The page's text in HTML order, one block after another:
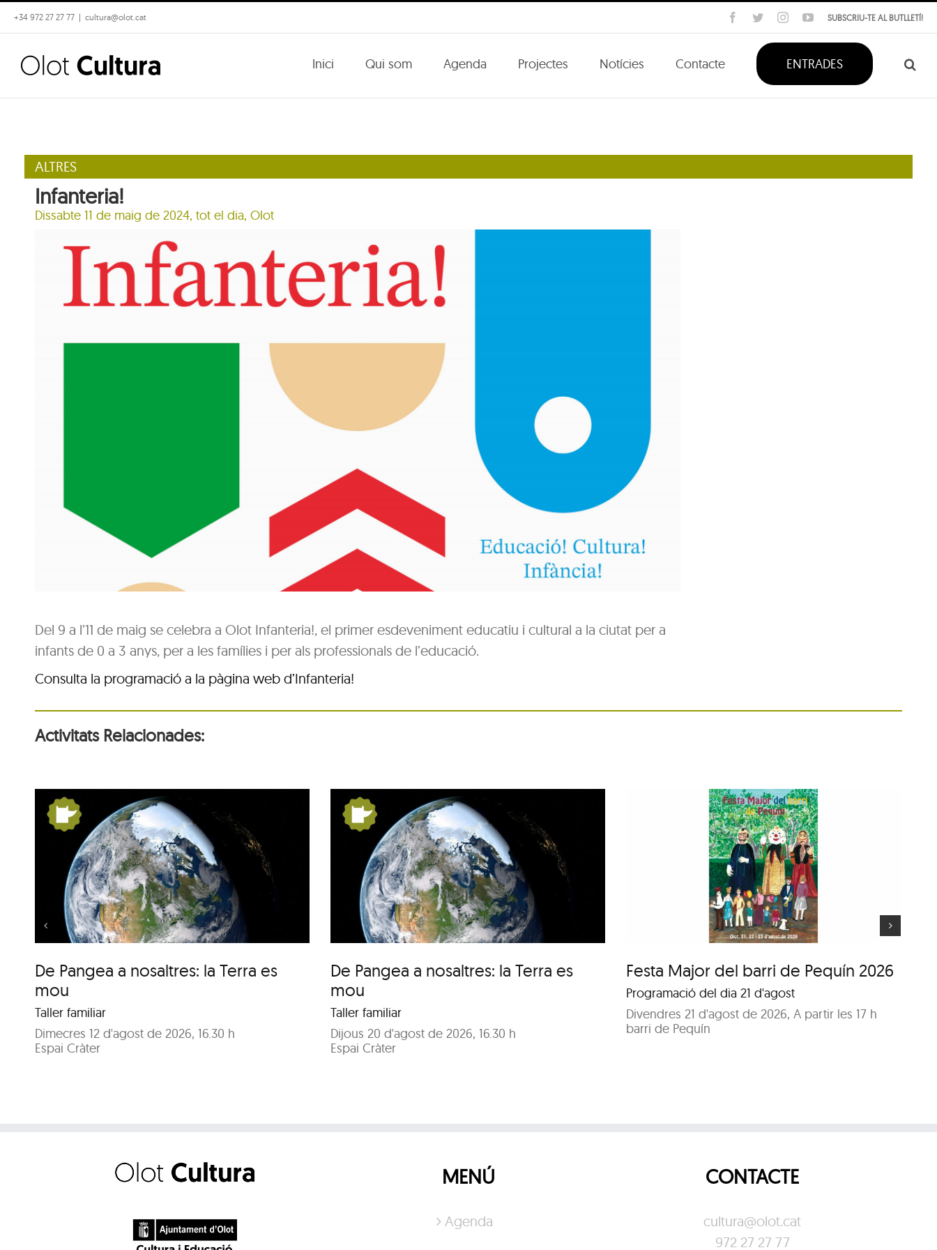
Skip
to
content
+34 972 27 27 77 | cultura@olot.cat SUBSCRIU-TE AL BUTLLETÍ!
Facebook
TwitterInstagramYouTube
Inici Qui som Agenda Projectes Notícies Contacte ENTRADES
ALTRES
Infanteria!
Dissabte 11 de maig de 2024, tot el dia, Olot
Del 9 a l’11 de maig se celebra a Olot Infanteria!, el primer esdeveniment educatiu i cultural a la ciutat per a
infants de 0 a 3 anys, per a les famílies i per als professionals de l’educació.
Consulta la programació a la pàgina web d’Infanteria!
Activitats Relacionades:
De Pangea a nosaltres: la Terra es
mou
Taller familiar
Dimecres 12 d'agost de 2026, 16.30 h
Espai Cràter
De Pangea a nosaltres: la
Terra es mou
De Pangea a nosaltres: la Terra es
mou
Taller familiar
Dijous 20 d'agost de 2026, 16.30 h
Espai Cràter
Festa Major del barri de
Pequín 2026
Festa Major del barri de Pequín 2026
Programació del dia 21 d'agost
Divendres 21 d'agost de 2026, A partir les 17 h
barri de Pequín
Festa Major del barri de
Pequín 2026
MENÚ
Agenda
CONTACTE
cultura@olot.cat
972 27 27 77